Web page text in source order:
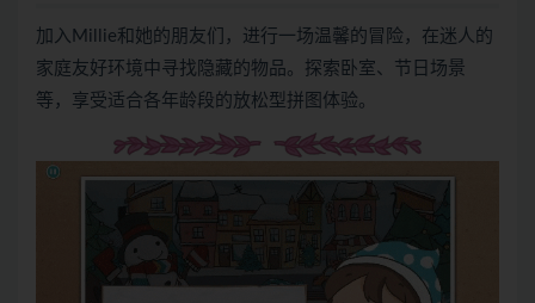
加入Millie和她的朋友们，进行一场温馨的冒险，在迷人的
家庭友好环境中寻找隐藏的物品。探索卧室、节日场景
等，享受适合各年龄段的放松型拼图体验。